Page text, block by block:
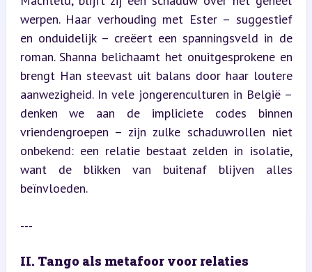
werpen. Haar verhouding met Ester – suggestief
en onduidelijk – creëert een spanningsveld in de
roman. Shanna belichaamt het onuitgesprokene en
brengt Han steevast uit balans door haar loutere
aanwezigheid. In vele jongerenculturen in België –
denken we aan de impliciete codes binnen
vriendengroepen – zijn zulke schaduwrollen niet
onbekend: een relatie bestaat zelden in isolatie,
want de blikken van buitenaf blijven alles
beïnvloeden.
---
II. Tango als metafoor voor relaties